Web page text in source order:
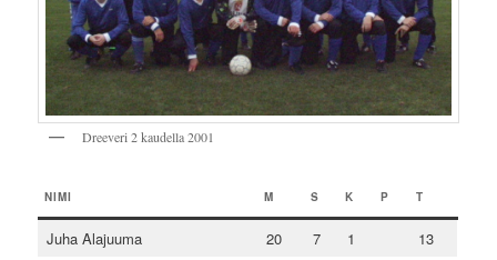
Dreeveri 2 kaudella 2001
NIMI M S K P T
Juha Alajuuma 20 7 1
13